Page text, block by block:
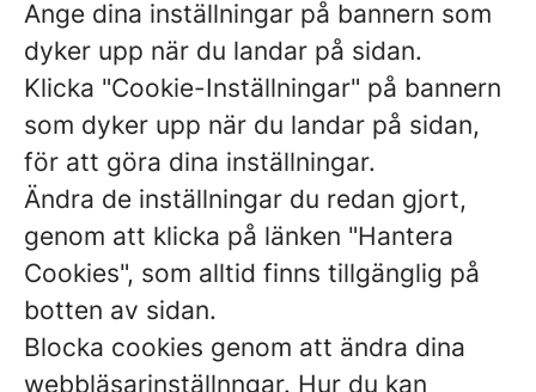
Ange dina inställningar på bannern som
dyker upp när du landar på sidan.
Klicka "Cookie-Inställningar" på bannern
som dyker upp när du landar på sidan,
för att göra dina inställningar.
Ändra de inställningar du redan gjort,
genom att klicka på länken "Hantera
Cookies", som alltid finns tillgänglig på
botten av sidan.
Blocka cookies genom att ändra dina
webbläsarinställnngar. Hur du kan